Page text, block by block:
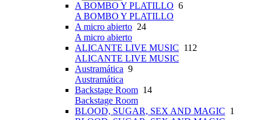
A BOMBO Y PLATILLO 6
A BOMBO Y PLATILLO
A micro abierto 24
A micro abierto
ALICANTE LIVE MUSIC 112
ALICANTE LIVE MUSIC
Austramática 9
Austramática
Backstage Room 14
Backstage Room
BLOOD, SUGAR, SEX AND MAGIC 1